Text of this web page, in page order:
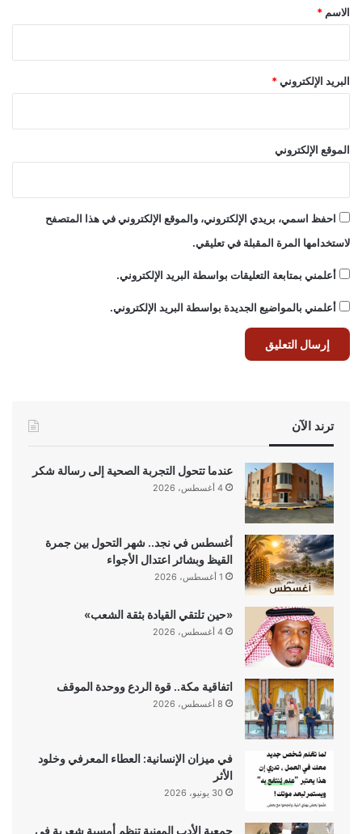
*
الاسم *
البريد الإلكتروني*
الموقع الإلكتروني
احفظ اسمي، بريدي الإلكتروني، والموقع الإلكتروني في هذا المتصفح
لاستخدامها المرة المقبلة في تعليقي.
أعلمني بمتابعة التعليقات بواسطة البريد الإلكتروني.
أعلمني بالمواضيع الجديدة بواسطة البريد الإلكتروني.
ترند الآن
عندما تتحول التجربة الصحية إلى رسالة شكر
4 أغسطس، 2026
أغسطس في نجد.. شهر التحول بين جمرة
القيظ وبشائر اعتدال الأجواء
1 أغسطس، 2026
«حين تلتقي القيادة بثقة الشعب»
4 أغسطس، 2026
اتفاقية مكة.. قوة الردع ووحدة الموقف
8 أغسطس، 2026
في ميزان الإنسانية: العطاء المعرفي وخلود
الأثر
30 يونيو، 2026
جمعية الأدب المهنية تنظم أمسية شعرية في